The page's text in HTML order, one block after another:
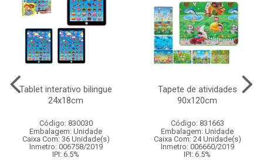
Tablet interativo bilingue
24x18cm
Código: 830030
Embalagem: Unidade
Caixa Com: 36 Unidade(s)
Inmetro: 006758/2019
IPI: 6.5%
Tapete de atividades
90x120cm
Código: 831663
Embalagem: Unidade
Caixa Com: 24 Unidade(s)
Inmetro: 006660/2019
IPI: 6.5%